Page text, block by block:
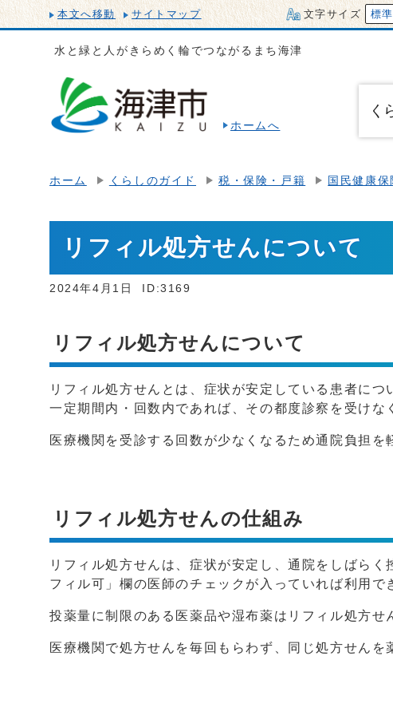
本文へ移動 サイトマップ 文字サイズ 標準
水と緑と人がきらめく輪でつながるまち海津
ホームへ
く
ホーム くらしのガイド 税・保険・戸籍 国民健康保
リフィル処方せんについて
2024年4月1日 ID:3169
リフィル処方せんについて
リフィル処方せんとは、症状が安定している患者に
一定期間内・回数内であれば、その都度診察を受け
医療機関を受診する回数が少なくなるため通院負担
リフィル処方せんの仕組み
リフィル処方せんは、症状が安定し、通院をしばら
フィル可」欄の医師のチェックが入っていれば利用で
投薬量に制限のある医薬品や湿布薬はリフィル処方せ
医療機関で処方せんを毎回もらわず、同じ処方せんを